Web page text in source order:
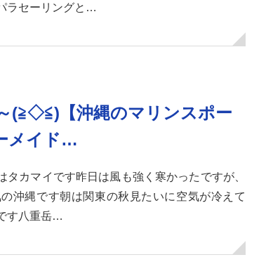
ラセーリングと…
(≧◇≦)【沖縄のマリンスポー
メイド…
カマイです昨日は風も強く寒かったですが、
沖縄です朝は関東の秋見たいに空気が冷えて
す八重岳…